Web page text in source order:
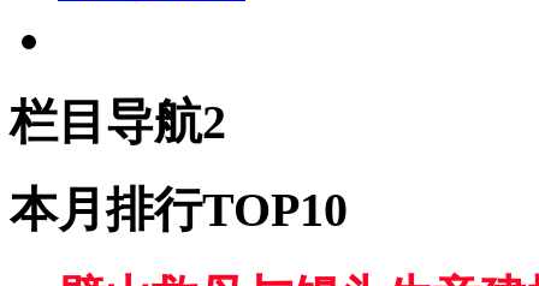
栏目导航2
本月排行TOP10